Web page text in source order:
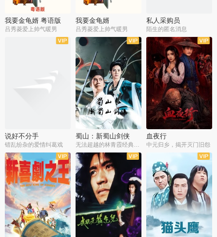
我要金龟婿 粤语版
吕秀菱爱上帅气暖男
我要金龟婿
吕秀菱爱上帅气暖男
私人采购员
陌生的匿名消息
说好不分手
错乱纷杂的爱情纠葛戏
蜀山：新蜀山剑侠
无法超越的林青霞经典角色
血夜行
中元归乡，揭开灭门旧怨